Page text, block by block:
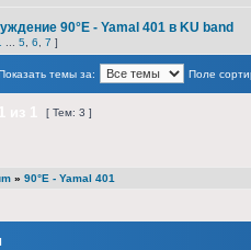
90°E - Yamal 401 в KU band
5 6 7 ]
темы за: Поле
[ Тем: 3 ]
» 90°E - Yamal 401